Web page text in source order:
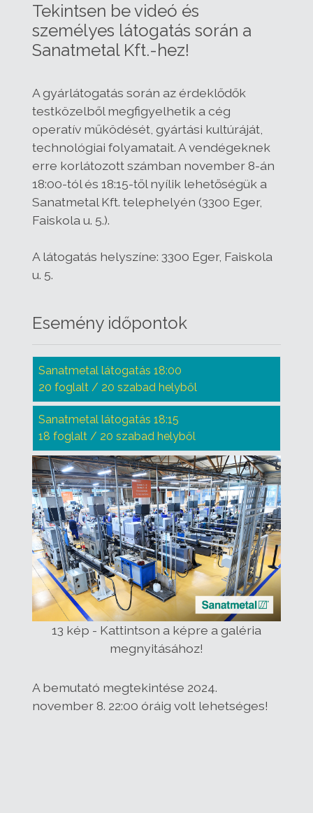
Tekintsen be videó és
személyes látogatás során a
Sanatmetal Kft.-hez!
A gyárlátogatás során az érdeklődők
testközelből megfigyelhetik a cég
operatív működését, gyártási kultúráját,
technológiai folyamatait. A vendégeknek
erre korlátozott számban november 8-án
18:00-tól és 18:15-től nyílik lehetőségük a
Sanatmetal Kft. telephelyén (3300 Eger,
Faiskola u. 5.).
A látogatás helyszíne: 3300 Eger, Faiskola
u. 5.
Esemény időpontok
Sanatmetal látogatás 18:00
20 foglalt / 20 szabad helyből
Sanatmetal látogatás 18:15
18 foglalt / 20 szabad helyből
13 kép - Kattintson a képre a galéria
megnyitásához!
A bemutató megtekintése 2024.
november 8. 22:00 óráig volt lehetséges!